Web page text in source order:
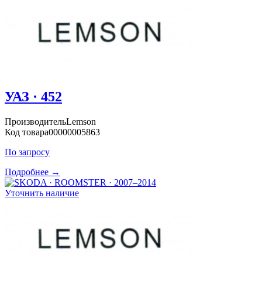
УАЗ · 452
ПроизводительLemson
Код товара00000005863
По запросу
Подробнее →
Уточнить наличие